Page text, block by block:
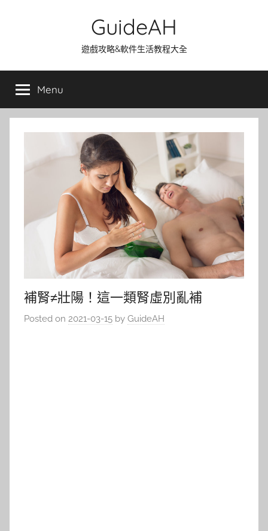
GuideAH
遊戲攻略&軟件生活教程大全
Menu
補腎≠壯陽！這一類腎虛別亂補
Posted on 2021-03-15 by GuideAH